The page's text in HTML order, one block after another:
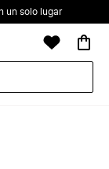
un solo lugar